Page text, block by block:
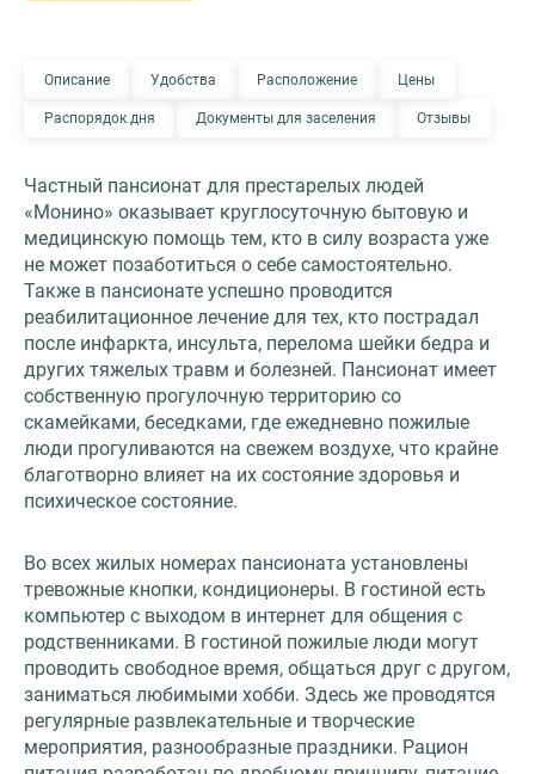
Описание Удобства Расположение Цены
Распорядок дня Документы для заселения Отзывы
Частный пансионат для престарелых людей
«Монино» оказывает круглосуточную бытовую и
медицинскую помощь тем, кто в силу возраста уже
не может позаботиться о себе самостоятельно.
Также в пансионате успешно проводится
реабилитационное лечение для тех, кто пострадал
после инфаркта, инсульта, перелома шейки бедра и
других тяжелых травм и болезней. Пансионат имеет
собственную прогулочную территорию со
скамейками, беседками, где ежедневно пожилые
люди прогуливаются на свежем воздухе, что крайне
благотворно влияет на их состояние здоровья и
психическое состояние.
Во всех жилых номерах пансионата установлены
тревожные кнопки, кондиционеры. В гостиной есть
компьютер с выходом в интернет для общения с
родственниками. В гостиной пожилые люди могут
проводить свободное время, общаться друг с другом,
заниматься любимыми хобби. Здесь же проводятся
регулярные развлекательные и творческие
мероприятия, разнообразные праздники. Рацион